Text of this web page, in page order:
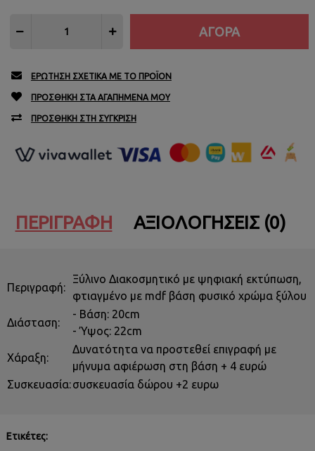
ΕΡΏΤΗΣΗ ΣΧΕΤΙΚΆ ΜΕ ΤΟ ΠΡΟΪΌΝ
ΠΡΟΣΘΉΚΗ ΣΤΑ ΑΓΑΠΗΜΈΝΑ ΜΟΥ
ΠΡΟΣΘΉΚΗ ΣΤΗ ΣΎΓΚΡΙΣΗ
ΠΕΡΙΓΡΑΦΉ ΑΞΙΟΛΟΓΉΣΕΙΣ (0)
Περιγραφή:
Ξύλινο Διακοσμητικό με ψηφιακή εκτύπωση,
φτιαγμένο με mdf βάση φυσικό χρώμα ξύλου
Διάσταση:
- Βάση: 20cm
- Ύψος: 22cm
Χάραξη:
Δυνατότητα να προστεθεί επιγραφή με
μήνυμα αφιέρωση στη βάση + 4 ευρώ
Συσκευασία:συσκευασία δώρου +2 ευρω
Ετικέτες: